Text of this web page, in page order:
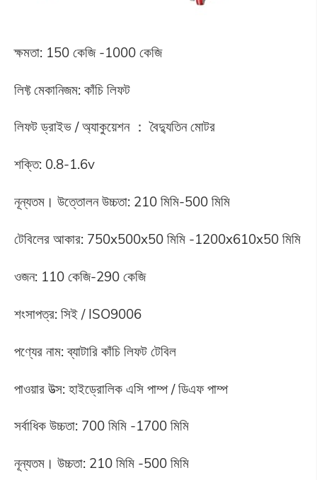
ক্ষমতা: 150 কেজি -1000 কেজি
লিফ্ট মেকানিজম: কাঁচি লিফট
লিফট ড্রাইভ / অ্যাকুয়েশন ： বৈদ্যুতিন মোটর
শক্তি: 0.8-1.6v
নূন্যতম। উত্তোলন উচ্চতা: 210 মিমি-500 মিমি
টেবিলের আকার: 750x500x50 মিমি -1200x610x50 মিমি
ওজন: 110 কেজি-290 কেজি
শংসাপত্র: সিই / ISO9006
পণ্যের নাম: ব্যাটারি কাঁচি লিফট টেবিল
পাওয়ার উত্স: হাইড্রোলিক এসি পাম্প / ডিএফ পাম্প
সর্বাধিক উচ্চতা: 700 মিমি -1700 মিমি
নূন্যতম। উচ্চতা: 210 মিমি -500 মিমি